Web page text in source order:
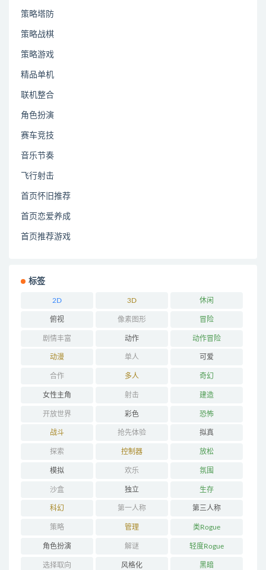
策略塔防
策略战棋
策略游戏
精品单机
联机整合
角色扮演
赛车竞技
音乐节奏
飞行射击
首页怀旧推荐
首页恋爱养成
首页推荐游戏
标签
2D 3D 休闲
俯视 像素图形 冒险
剧情丰富 动作 动作冒险
动漫 单人 可爱
合作 多人 奇幻
女性主角 射击 建造
开放世界 彩色 恐怖
战斗 抢先体验 拟真
探索 控制器 放松
模拟 欢乐 氛围
沙盒 独立 生存
科幻 第一人称 第三人称
策略 管理 类Rogue
角色扮演 解谜 轻度Rogue
选择取向 风格化 黑暗